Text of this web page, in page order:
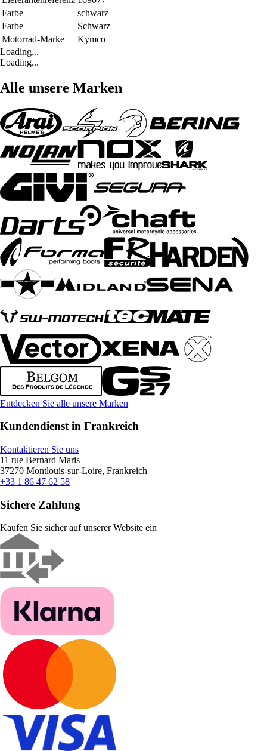
Farbe
schwarz
Farbe
Schwarz
Motorrad-Marke
Kymco
Loading...
Loading...
Alle unsere Marken
Entdecken Sie alle unsere Marken
Kundendienst in Frankreich
Kontaktieren Sie uns
11 rue Bernard Maris
37270 Montlouis-sur-Loire, Frankreich
+33 1 86 47 62 58
Sichere Zahlung
Kaufen Sie sicher auf unserer Website ein